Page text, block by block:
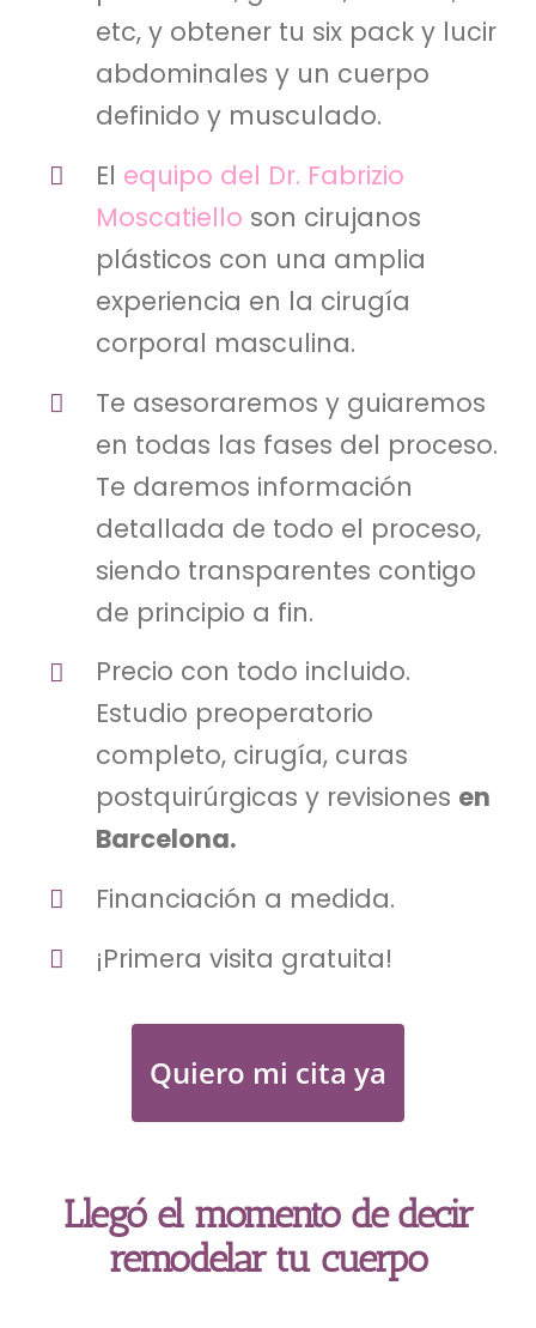
etc, y obtener tu six pack y lucir
abdominales y un cuerpo
definido y musculado.
El equipo del Dr. Fabrizio
Moscatiello son cirujanos
plásticos con una amplia
experiencia en la cirugía
corporal masculina.
Te asesoraremos y guiaremos
en todas las fases del proceso.
Te daremos información
detallada de todo el proceso,
siendo transparentes contigo
de principio a fin.
Precio con todo incluido.
Estudio preoperatorio
completo, cirugía, curas
postquirúrgicas y revisiones en
Barcelona.
Financiación a medida.
¡Primera visita gratuita!
Quiero mi cita ya
Llegó el momento de decir
remodelar tu cuerpo